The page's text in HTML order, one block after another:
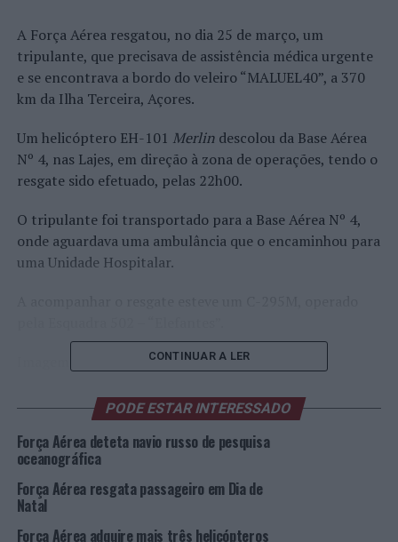
A Força Aérea resgatou, no dia 25 de março, um
tripulante, que precisava de assistência médica urgente
e se encontrava a bordo do veleiro “MALUEL40”, a 370
km da Ilha Terceira, Açores.
Um helicóptero EH-101 Merlindescolou da Base Aérea
Nº 4, nas Lajes, em direção à zona de operações, tendo o
resgate sido efetuado, pelas 22h00.
O tripulante foi transportado para a Base Aérea Nº 4,
onde aguardava uma ambulância que o encaminhou para
uma Unidade Hospitalar.
de vídeo da FAP.
TÓPICOS RELACIONADOS: AÇORES
DESTAQUE
FORÇA AÉREA PORTUGUESA
RESGATE
PRÓXIMO
Distrito de Aveiro: PSP faz seis detidos durante o fim de
semana
CONTINUAR A LER
PODE ESTAR INTERESSADO
Força Aérea deteta navio russo de pesquisa
oceanográfica
Força Aérea resgata passageiro em Dia de
Natal
Força Aérea adquire mais três helicópteros